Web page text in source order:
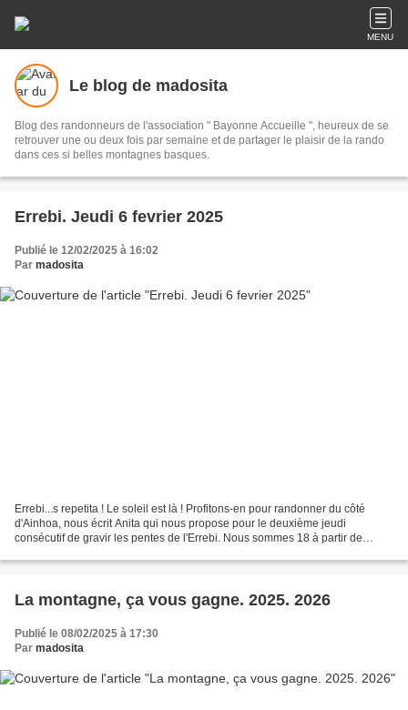
MENU
Le blog de madosita
Blog des randonneurs de l'association " Bayonne Accueille ", heureux de se
retrouver une ou deux fois par semaine et de partager le plaisir de la rando
dans ces si belles montagnes basques.
Errebi. Jeudi 6 fevrier 2025
Publié le 12/02/2025 à 16:02
Par madosita
Errebi...s repetita ! Le soleil est là ! Profitons-en pour randonner du côté
d'Ainhoa, nous écrit Anita qui nous propose pour le deuxième jeudi
consécutif de gravir les pentes de l'Errebi. Nous sommes 18 à partir de
La montagne, ça vous gagne. 2025. 2026
Publié le 08/02/2025 à 17:30
Par madosita